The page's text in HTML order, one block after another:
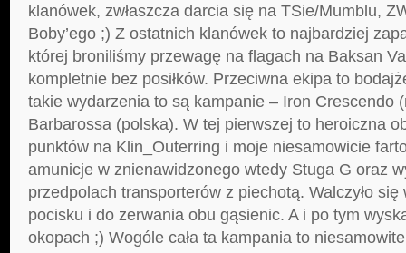
klanówek, zwłaszcza darcia się na TSie/Mumblu,
Boby’ego ;) Z ostatnich klanówek to najbardziej
której broniliśmy przewagę na flagach na Baksan
kompletnie bez posiłków. Przeciwna ekipa to
takie wydarzenia to są kampanie – Iron Crescendo
Barbarossa (polska). W tej pierwszej to heroiczna
punktów na Klin_Outerring i moje niesamowicie
amunicje w znienawidzonego wtedy Stuga G oraz
przedpolach transporterów z piechotą. Walczyło
pocisku i do zerwania obu gąsienic. A i po tym
okopach ;) Wogóle cała ta kampania to